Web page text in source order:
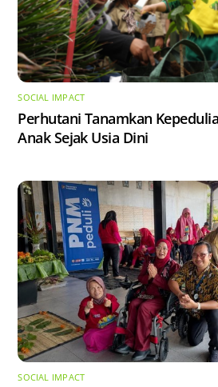
SOCIAL IMPACT
Perhutani Tanamkan
Anak Sejak Usia Dini
SOCIAL IMPACT